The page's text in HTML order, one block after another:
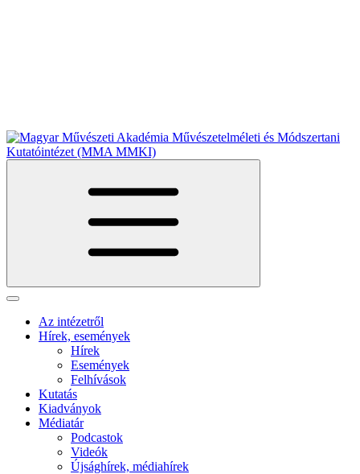
Az intézetről
Hírek, események
Hírek
Események
Felhívások
Kutatás
Kiadványok
Médiatár
Podcastok
Videók
Újsághírek, médiahírek